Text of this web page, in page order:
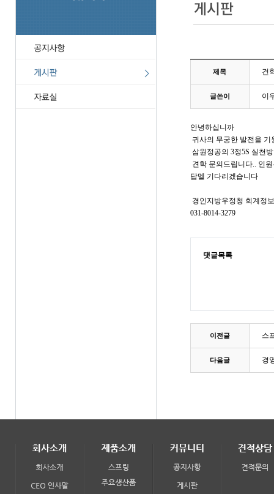
제목 견
글쓴이 이
안녕하십니까
귀사의 무궁한 발전을
삼원정공의 3정5S 실천
견학 문의드립니다.. 인
답멜 기다리겠습니다
경인지방우정청 회계정
031-8014-3279
댓글목록
이전글 스
다음글 경